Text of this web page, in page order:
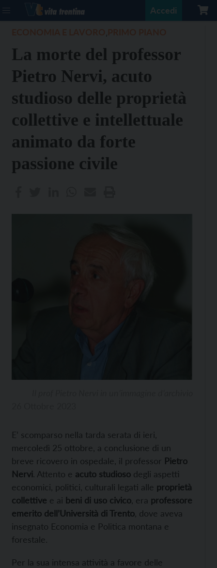
Accedi
,
La morte del professor
Pietro Nervi, acuto
studioso delle proprietà
collettive e intellettuale
animato da forte
passione civile
E’ scomparso nella tarda serata di ieri,
mercoledì 25 ottobre, a conclusione di un
breve ricovero in ospedale, il professor Pietro
Nervi. Attento e acuto studioso degli aspetti
economici, politici, culturali legati alle proprietà
collettive e ai beni di uso civico , era professore
emerito dell’Università di Trento , dove aveva
insegnato Economia e Politica montana e
forestale.
Per la sua intensa attività a favore delle